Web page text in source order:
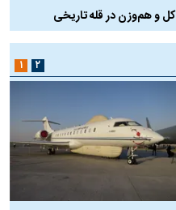
کل و هم‌وزن در قله تاریخی
۱ ۲